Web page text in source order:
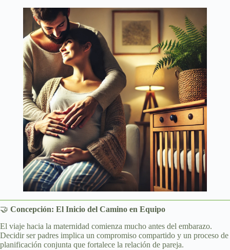
🤝 Concepción: El Inicio del Camino en Equipo
El viaje hacia la maternidad comienza mucho antes del embarazo.
Decidir ser padres implica un compromiso compartido y un proceso de
planificación conjunta que fortalece la relación de pareja.